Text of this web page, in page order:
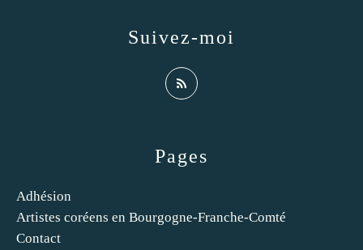
Pages
Adhésion
Artistes coréens en Bourgogne-Franche-Comté
Contact
Suivez-moi